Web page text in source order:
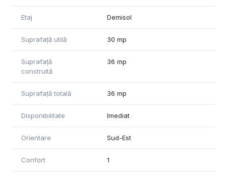
informatiile prezentate.
Etaj Demisol
Suprafață utilă 30 mp
Suprafață
construită
36 mp
Suprafață totală 36 mp
Disponibilitate Imediat
Orientare Sud-Est
Confort 1